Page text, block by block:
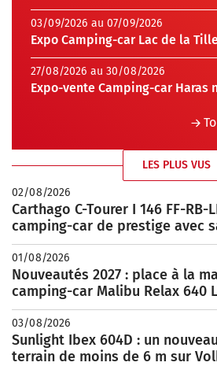
03/09/2026 au 07/09/2026
Expo Camping-car Lac de la
27/08/2026 au 30/08/2026
Expo-vente Camping-car Haras
LES PLUS VUS
02/08/2026
Carthago C-Tourer I 146 FF-RB-
camping-car de prestige avec
01/08/2026
Nouveautés 2027 : place à la
camping-car Malibu Relax 640
03/08/2026
Sunlight Ibex 604D : un
terrain de moins de 6 m sur